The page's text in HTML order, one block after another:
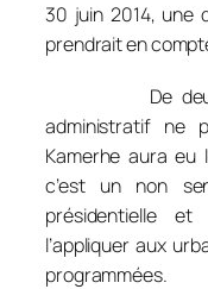
30 juin 2014, une
prendrait en
De deux, le
administratif ne
Kamerhe aura
c’est un non
présidentielle
l’appliquer aux
programmées.